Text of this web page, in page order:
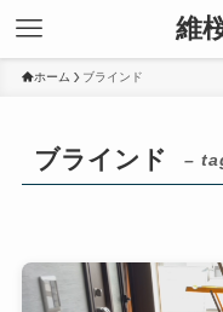
維
ホーム ブラインド
ブラインド –